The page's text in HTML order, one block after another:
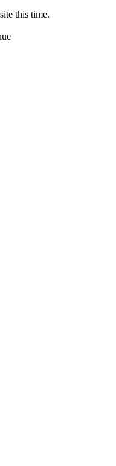
this time.